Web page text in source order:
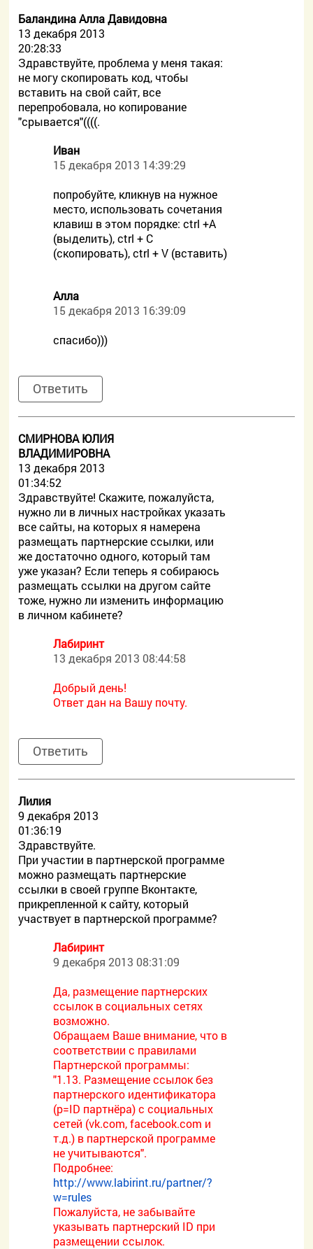
Баландина Алла Давидовна
13 декабря 2013
20:28:33
Здравствуйте, проблема у меня такая:
не могу скопировать код, чтобы
вставить на свой сайт, все
перепробовала, но копирование
"срывается"((((.
Иван
15 декабря 2013 14:39:29
попробуйте, кликнув на нужное
место, использовать сочетания
клавиш в этом порядке: ctrl +A
(выделить), ctrl + C
(скопировать), ctrl + V (вставить)
Алла
15 декабря 2013 16:39:09
спасибо)))
Ответить
СМИРНОВА ЮЛИЯ
ВЛАДИМИРОВНА
13 декабря 2013
01:34:52
Здравствуйте! Скажите, пожалуйста,
нужно ли в личных настройках указать
все сайты, на которых я намерена
размещать партнерские ссылки, или
же достаточно одного, который там
уже указан? Если теперь я собираюсь
размещать ссылки на другом сайте
тоже, нужно ли изменить информацию
в личном кабинете?
Лабиринт
13 декабря 2013 08:44:58
Добрый день!
Ответ дан на Вашу почту.
Ответить
Лилия
9 декабря 2013
01:36:19
Здравствуйте.
При участии в партнерской программе
можно размещать партнерские
ссылки в своей группе Вконтакте,
прикрепленной к сайту, который
участвует в партнерской программе?
Лабиринт
9 декабря 2013 08:31:09
Да, размещение партнерских
ссылок в социальных сетях
возможно.
Обращаем Ваше внимание, что в
соответствии с правилами
Партнерской программы:
"1.13. Размещение ссылок без
партнерского идентификатора
(p=ID партнёра) с социальных
сетей (vk.com, facebook.com и
т.д.) в партнерской программе
не учитываются".
Подробнее:
http://www.labirint.ru/partner/?
w=rules
Пожалуйста, не забывайте
указывать партнерский ID при
размещении ссылок.